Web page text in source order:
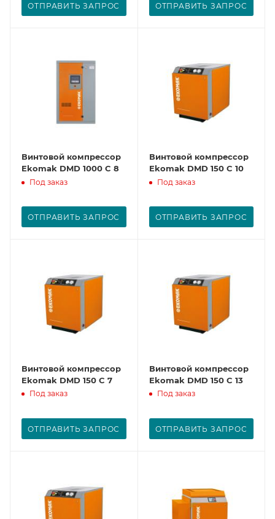
ОТПРАВИТЬ ЗАПРОС ОТПРАВИТЬ ЗАПРОС
Винтовой компрессор
Ekomak DMD 1000 C 8
Под заказ
ОТПРАВИТЬ ЗАПРОС
Винтовой компрессор
Ekomak DMD 150 C 10
Под заказ
ОТПРАВИТЬ ЗАПРОС
Винтовой компрессор
Ekomak DMD 150 C 7
Под заказ
ОТПРАВИТЬ ЗАПРОС
Винтовой компрессор
Ekomak DMD 150 C 13
Под заказ
ОТПРАВИТЬ ЗАПРОС